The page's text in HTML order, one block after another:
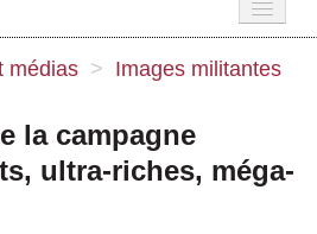
médias > Images militantes
la campagne
ultra-riches, méga-